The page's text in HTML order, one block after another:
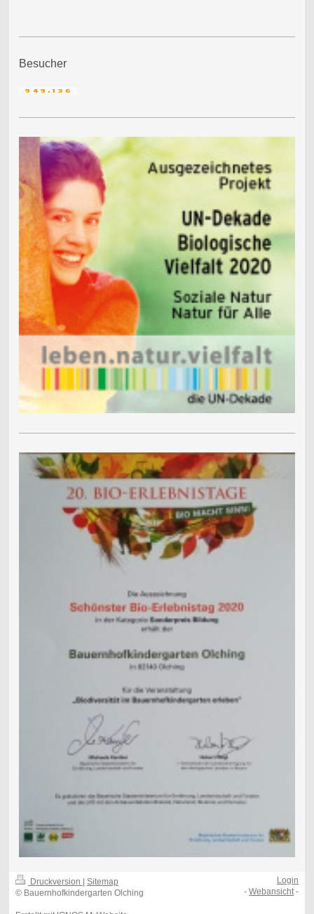
Besucher
Druckversion
Sitemap
© Bauernhofkindergarten Olching
Login
-Webansicht-